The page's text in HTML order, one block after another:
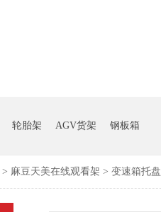
轮胎架 AGV货架 钢板箱
> 麻豆天美在线观看架 > 变速箱托盘